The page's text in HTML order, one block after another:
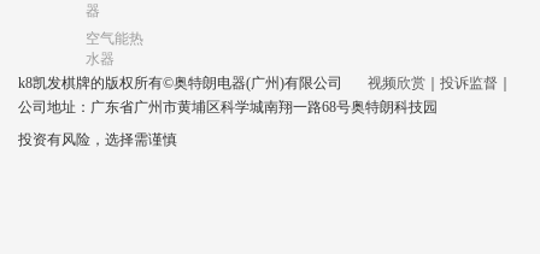
器
空气能热
水器
k8凯发棋牌的版权所有©奥特朗电器(广州)有限公司 视频欣赏 投诉监督
公司地址：广东省广州市黄埔区科学城南翔一路68号奥特朗科技园
投资有风险，选择需谨慎